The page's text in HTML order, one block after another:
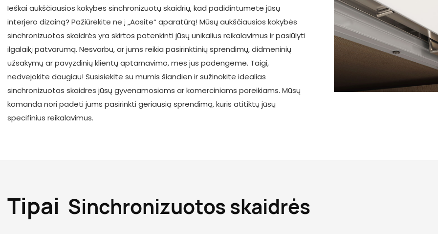
Ieškai aukščiausios kokybės sinchronizuotų skaidrių, kad padidintumėte jūsų
interjero dizainą? Pažiūrėkite ne į „Aosite“ aparatūrą! Mūsų aukščiausios kokybės
sinchronizuotos skaidrės yra skirtos patenkinti jūsų unikalius reikalavimus ir pasiūlyti
ilgalaikį patvarumą. Nesvarbu, ar jums reikia pasirinktinių sprendimų, didmeninių
užsakymų ar pavyzdinių klientų aptarnavimo, mes jus padengėme. Taigi,
nedvejokite daugiau! Susisiekite su mumis šiandien ir sužinokite idealias
sinchronizuotas skaidres jūsų gyvenamosioms ar komerciniams poreikiams. Mūsų
komanda nori padėti jums pasirinkti geriausią sprendimą, kuris atitiktų jūsų
specifinius reikalavimus.
Tipai Sinchronizuotos skaidrės